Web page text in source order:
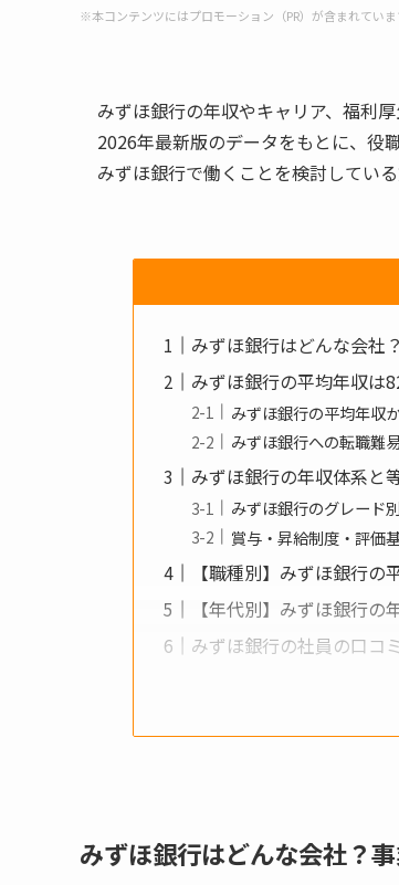
※本コンテンツにはプロモーション（PR）が含まれていま
みずほ銀行の年収やキャリア、福利
2026年最新版のデータをもとに、役
みずほ銀行で働くことを検討してい
みずほ銀行はどんな会社
みずほ銀行の平均年収は
みずほ銀行の平均年収
みずほ銀行への転職難
みずほ銀行の年収体系と
みずほ銀行のグレード
賞与・昇給制度・評価
【職種別】みずほ銀行の
【年代別】みずほ銀行の
みずほ銀行の社員の口コ
みずほ銀行はどんな会社？